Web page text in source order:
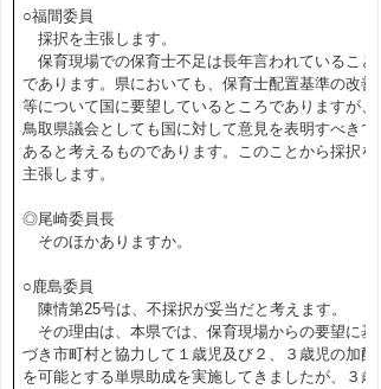
○福間委員
採択を主張します。
保育現場での保育士不足は長年言われていること
であります。県においても、保育士配置基準の改善
等について国に要望しているところでありますが、
鳥取県議会としても国に対して意見を表明すべきで
あると考えるものであります。このことから採択を
主張します。
◎尾崎委員長
そのほかありますか。
○鹿島委員
陳情第25号は、不採択が妥当だと考えます。
その理由は、本県では、保育現場からの要望に基
づき市町村と協力して１歳児及び２、３歳児の加配
を可能とする単県助成を実施してきましたが、３歳